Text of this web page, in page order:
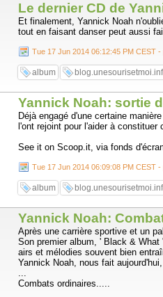
Le dernier CD de
Et finalement, Yannick Noah
tout en faisant danser peut aussi
Tue 17 Jun 2014 06:12:45 PM CEST -
album
Yannick Noah: sortie
Déjà engagé d'une certaine
l'ont rejoint pour l'aider à
See it on Scoop.it, via fonds
Tue 17 Jun 2014 06:09:08 PM CEST -
album
Yannick Noah:
Après une carrière sportive et un
Son premier album, ' Black &
airs et mélodies souvent bien
Yannick Noah, nous fait
...
Combats ordinaires.....